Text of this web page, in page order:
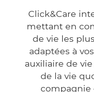
Click&Care
mettant en
de vie les
adaptées à
auxiliaire de
de la vie
compagnie